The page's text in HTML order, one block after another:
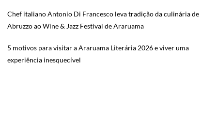
Chef italiano Antonio Di Francesco leva tradição da culinária de
Abruzzo ao Wine & Jazz Festival de Araruama
5 motivos para visitar a Araruama Literária 2026 e viver uma
experiência inesquecível